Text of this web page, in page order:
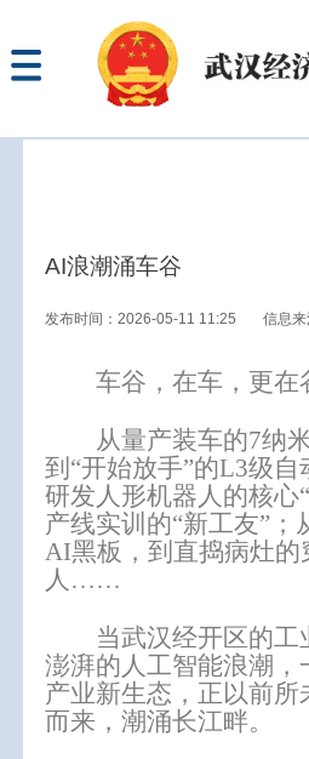
AI浪潮涌车谷
发布时间：2026-05-11 11:25 信息来
车谷，在车，更在
从量产装车的7纳
到“开始放手”的L3级自
研发人形机器人的核心
产线实训的“新工友”；
AI黑板，到直捣病灶的
人……
当武汉经开区的工
澎湃的人工智能浪潮
产业新生态，正以前所
而来，潮涌长江畔。